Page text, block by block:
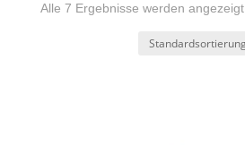
Alle 7 Ergebnisse werden angezeigt